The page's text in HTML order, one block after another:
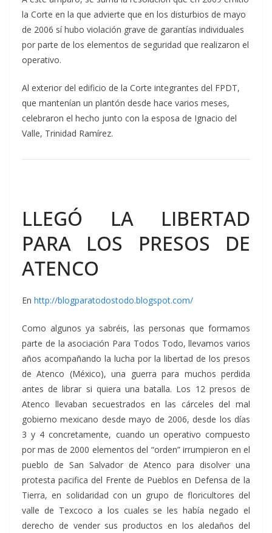
la Corte en la que advierte que en los disturbios de mayo
de 2006 sí hubo violación grave de garantías individuales
por parte de los elementos de seguridad que realizaron el
operativo.
Al exterior del edificio de la Corte integrantes del FPDT,
que mantenían un plantón desde hace varios meses,
celebraron el hecho junto con la esposa de Ignacio del
Valle, Trinidad Ramírez.
LLEGÓ LA LIBERTAD
PARA LOS PRESOS DE
ATENCO
En http://blogparatodostodo.blogspot.com/
Como algunos ya sabréis, las personas que formamos
parte de la asociación Para Todos Todo, llevamos varios
años acompañando la lucha por la libertad de los presos
de Atenco (México), una guerra para muchos perdida
antes de librar si quiera una batalla. Los 12 presos de
Atenco llevaban secuestrados en las cárceles del mal
gobierno mexicano desde mayo de 2006, desde los días
3 y 4 concretamente, cuando un operativo compuesto
por mas de 2000 elementos del “orden” irrumpieron en el
pueblo de San Salvador de Atenco para disolver una
protesta pacifica del Frente de Pueblos en Defensa de la
Tierra, en solidaridad con un grupo de floricultores del
valle de Texcoco a los cuales se les había negado el
derecho de vender sus productos en los aledaños del